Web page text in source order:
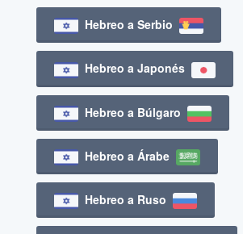
Hebreo a Serbio
Hebreo a Japonés
Hebreo a Búlgaro
Hebreo a Árabe
Hebreo a Ruso